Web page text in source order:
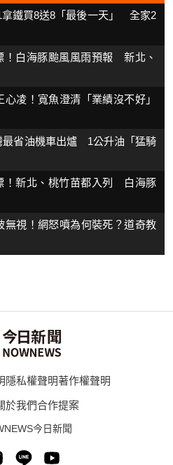
拿鐵買8送8「最後一天」 全家2
！白海豚颱風風雨預報 新北、
凌！寬魚澄清「業績沒不好」
最省油機車出爐 1公升油「猛騎
！新北、桃竹苗都入列 白海豚
無視！網怒噴為何裝死？道奇教
隱私權聲明著作權聲明
於我們合作提案
今日新聞